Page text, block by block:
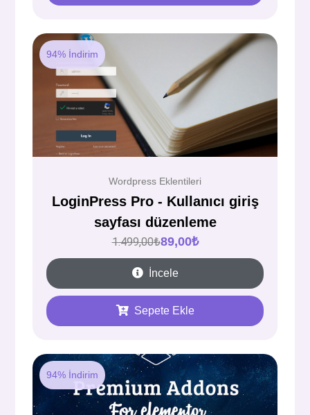
94% İndirim
Wordpress Eklentileri
LoginPress Pro - Kullanıcı giriş
sayfası düzenleme
1.499,00₺89,00₺
İncele
Sepete Ekle
94% İndirim